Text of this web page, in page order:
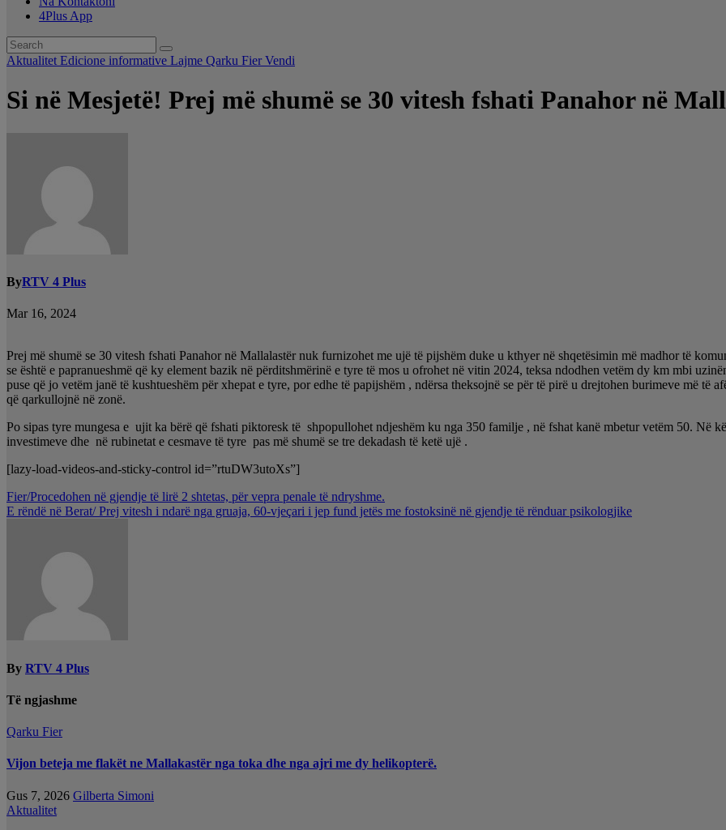
4Plus App
Aktualitet Edicione informative Lajme Qarku Fier Vendi
Si në Mesjetë! Prej më shumë se 30 vitesh fshati Panahor në
ByRTV 4 Plus
Mar 16, 2024
Prej më shumë se 30 vitesh fshati Panahor në Mallalastër nuk furnizohet me ujë të pijshëm duke u kthyer në shqetësimin më madhor të
se është e papranueshmë që ky element bazik në përditshmërinë e tyre të mos u ofrohet në vitin 2024, teksa ndodhen vetëm dy km mbi
puse që jo vetëm janë të kushtueshëm për xhepat e tyre, por edhe të papijshëm , ndërsa theksojnë se për të pirë u drejtohen burimeve më të
që qarkullojnë në zonë.
Po sipas tyre mungesa e ujit ka bërë që fshati piktoresk të shpopullohet ndjeshëm ku nga 350 familje , në fshat kanë mbetur vetëm 50. Në
investimeve dhe në rubinetat e cesmave të tyre pas më shumë se tre dekadash të ketë ujë .
[lazy-load-videos-and-sticky-control id=”rtuDW3utoXs”]
Lëvizje
te
Fier/Procedohen në gjendje të lirë 2 shtetas, për vepra penale të ndryshme.
E rëndë në Berat/ Prej vitesh i ndarë nga gruaja, 60-vjeçari i jep fund jetës me fostoksinë në gjendje të rënduar psikologjike
By RTV 4 Plus
Të ngjashme
Qarku Fier
Vijon beteja me flakët ne Mallakastër nga toka dhe nga ajri me dy helikopterë.
Gus 7, 2026 Gilberta Simoni
Aktualitet